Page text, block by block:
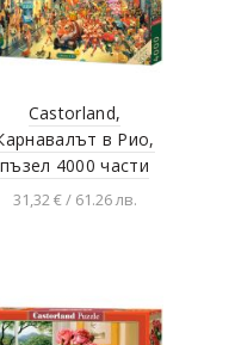
Castorland,
в Рио,
пъзел 4000 части
31,32 € / 61.26 лв.